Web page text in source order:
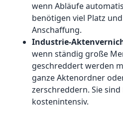
wenn Abläufe
benötigen viel Platz
Anschaffung.
Industrie-
wenn ständig große
geschreddert werden
ganze Aktenordner
zerschreddern. Sie sind
kostenintensiv.